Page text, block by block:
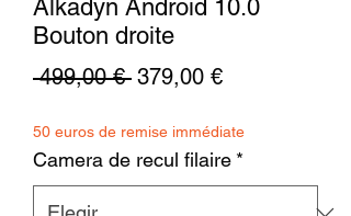
Alkadyn Android 10.0
Bouton droite
499,00 € Precio
379,00 €Precio
oferta
50 euros de remise immédiate
Camera de recul filaire *